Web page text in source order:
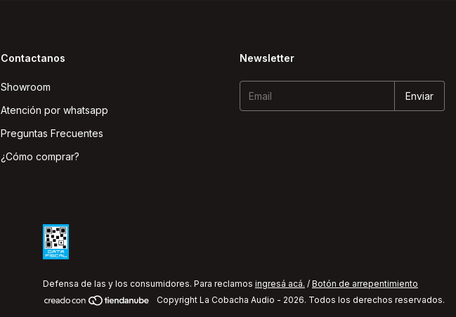
Contactanos
Showroom
Atención por whatsapp
Preguntas Frecuentes
¿Cómo comprar?
Newsletter
Defensa de las y los consumidores. Para reclamos ingresá acá. / Botón de arrepentimiento
Copyright La Cobacha Audio - 2026. Todos los derechos reservados.